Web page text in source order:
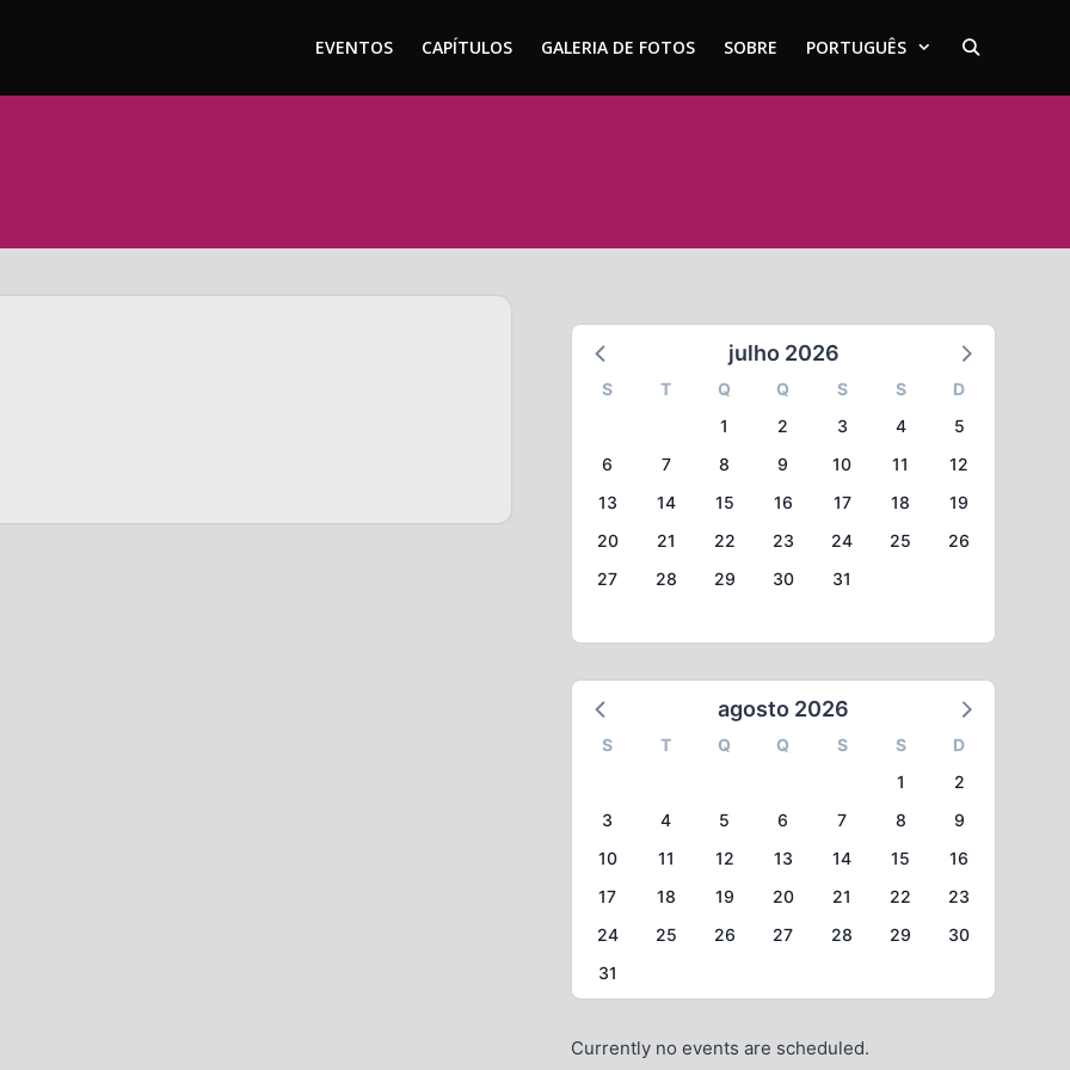
EVENTOS CAPÍTULOS GALERIA DE FOTOS SOBRE PORTUGUÊS
julho 2026
S T Q Q S S
D
1
2 3 4
5
6
7 8 9 10 11
12
13
14 15 16 17 18
19
20
21 22 23 24 25
26
27
28 29 30 31
agosto 2026
S T Q Q S S
D
1
2
3
4 5 6 7 8
9
10
11 12 13 14 15
16
17
18 19 20 21 22
23
24
25 26 27 28 29
30
31
Currently no events are scheduled.